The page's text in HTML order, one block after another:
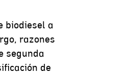
biodiesel a
razones
segunda
de